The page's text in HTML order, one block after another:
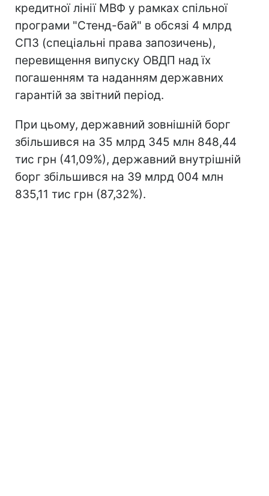
кредитної лінії МВФ у рамках спільної
програми "Стенд-бай" в обсязі 4 млрд
СПЗ (спеціальні права запозичень),
перевищення випуску ОВДП над їх
погашенням та наданням державних
гарантій за звітний період.
При цьому, державний зовнішній борг
збільшився на 35 млрд 345 млн 848,44
тис грн (41,09%), державний внутрішній
борг збільшився на 39 млрд 004 млн
835,11 тис грн (87,32%).